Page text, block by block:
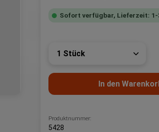
Sofort verfügbar, Lieferzeit: 1-
Produkt Anzahl:
In den
Produktnummer:
5428